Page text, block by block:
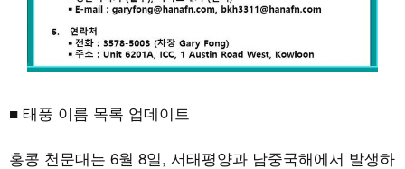
■ 태풍 이름 목록 업데이트
홍콩 천문대는 6월 8일, 서태평양과 남중국해에서 발생하